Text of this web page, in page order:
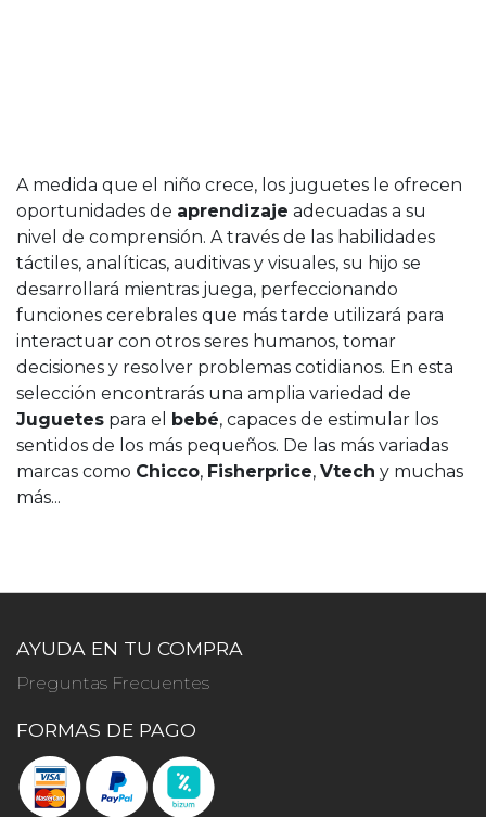
A medida que el niño crece, los juguetes le ofrecen
oportunidades de aprendizaje adecuadas a su
nivel de comprensión. A través de las habilidades
táctiles, analíticas, auditivas y visuales, su hijo se
desarrollará mientras juega, perfeccionando
funciones cerebrales que más tarde utilizará para
interactuar con otros seres humanos, tomar
decisiones y resolver problemas cotidianos. En esta
selección encontrarás una amplia variedad de
Juguetes para el bebé, capaces de estimular los
sentidos de los más pequeños. De las más variadas
marcas como Chicco, Fisherprice, Vtech y muchas
más...
AYUDA EN TU COMPRA
Preguntas Frecuentes
FORMAS DE PAGO